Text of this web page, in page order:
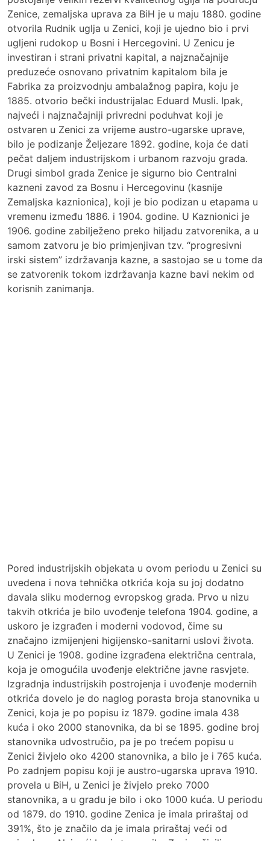
Zenice, zemaljska uprava za BiH je u maju 1880. godine
otvorila Rudnik uglja u Zenici, koji je ujedno bio i prvi
ugljeni rudokop u Bosni i Hercegovini. U Zenicu je
investiran i strani privatni kapital, a najznačajnije
preduzeće osnovano privatnim kapitalom bila je
Fabrika za proizvodnju ambalažnog papira, koju je
1885. otvorio bečki industrijalac Eduard Musli. Ipak,
najveći i najznačajniji privredni poduhvat koji je
ostvaren u Zenici za vrijeme austro-ugarske uprave,
bilo je podizanje Željezare 1892. godine, koja će dati
pečat daljem industrijskom i urbanom razvoju grada.
Drugi simbol grada Zenice je sigurno bio Centralni
kazneni zavod za Bosnu i Hercegovinu (kasnije
Zemaljska kaznionica), koji je bio podizan u etapama u
vremenu između 1886. i 1904. godine. U Kaznionici je
1906. godine zabilježeno preko hiljadu zatvorenika, a u
samom zatvoru je bio primjenjivan tzv. “progresivni
irski sistem” izdržavanja kazne, a sastojao se u tome da
se zatvorenik tokom izdržavanja kazne bavi nekim od
korisnih zanimanja.
Pored industrijskih objekata u ovom periodu u Zenici su
uvedena i nova tehnička otkrića koja su joj dodatno
davala sliku modernog evropskog grada. Prvo u nizu
takvih otkrića je bilo uvođenje telefona 1904. godine, a
uskoro je izgrađen i moderni vodovod, čime su
značajno izmijenjeni higijensko-sanitarni uslovi života.
U Zenici je 1908. godine izgrađena električna centrala,
koja je omogućila uvođenje električne javne rasvjete.
Izgradnja industrijskih postrojenja i uvođenje modernih
otkrića dovelo je do naglog porasta broja stanovnika u
Zenici, koja je po popisu iz 1879. godine imala 438
kuća i oko 2000 stanovnika, da bi se 1895. godine broj
stanovnika udvostručio, pa je po trećem popisu u
Zenici živjelo oko 4200 stanovnika, a bilo je i 765 kuća.
Po zadnjem popisu koji je austro-ugarska uprava 1910.
provela u BiH, u Zenici je živjelo preko 7000
stanovnika, a u gradu je bilo i oko 1000 kuća. U periodu
od 1879. do 1910. godine Zenica je imala priraštaj od
391%, što je značilo da je imala priraštaj veći od